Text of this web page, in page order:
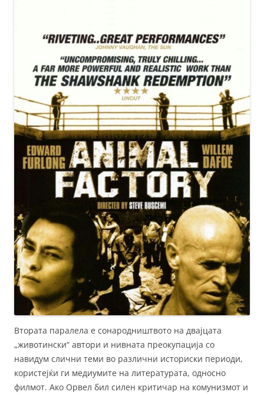
Втората паралела е сонародништвото на двајцата
„животински“ автори и нивната преокупација со
навидум слични теми во различни историски периоди,
користејќи ги медиумите на литературата, односно
филмот. Ако Орвел бил силен критичар на комунизмот и